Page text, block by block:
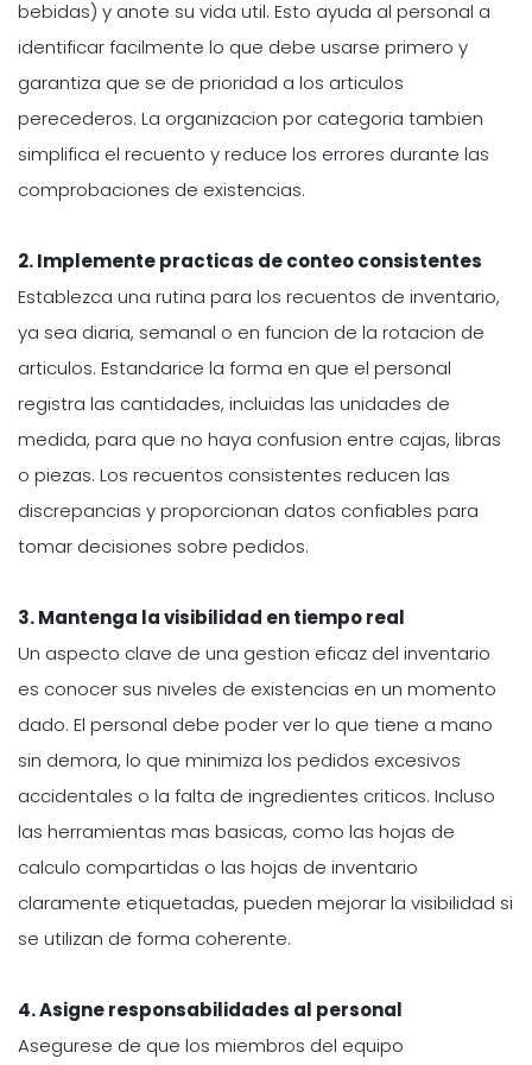
bebidas) y anote su vida util. Esto ayuda al personal a
identificar facilmente lo que debe usarse primero y
garantiza que se de prioridad a los articulos
perecederos. La organizacion por categoria tambien
simplifica el recuento y reduce los errores durante las
comprobaciones de existencias.
2. Implemente practicas de conteo consistentes
Establezca una rutina para los recuentos de inventario,
ya sea diaria, semanal o en funcion de la rotacion de
articulos. Estandarice la forma en que el personal
registra las cantidades, incluidas las unidades de
medida, para que no haya confusion entre cajas, libras
o piezas. Los recuentos consistentes reducen las
discrepancias y proporcionan datos confiables para
tomar decisiones sobre pedidos.
3. Mantenga la visibilidad en tiempo real
Un aspecto clave de una gestion eficaz del inventario
es conocer sus niveles de existencias en un momento
dado. El personal debe poder ver lo que tiene a mano
sin demora, lo que minimiza los pedidos excesivos
accidentales o la falta de ingredientes criticos. Incluso
las herramientas mas basicas, como las hojas de
calculo compartidas o las hojas de inventario
claramente etiquetadas, pueden mejorar la visibilidad si
se utilizan de forma coherente.
4. Asigne responsabilidades al personal
Asegurese de que los miembros del equipo